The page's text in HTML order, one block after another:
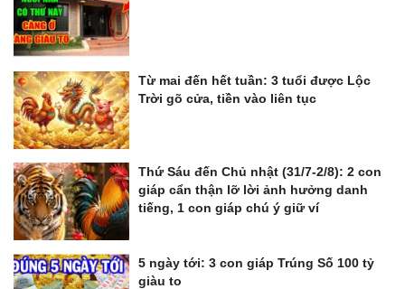
Từ mai đến hết tuần: 3 tuổi được Lộc
Trời gõ cửa, tiền vào liên tục
Thứ Sáu đến Chủ nhật (31/7-2/8): 2 con
giáp cẩn thận lỡ lời ảnh hưởng danh
tiếng, 1 con giáp chú ý giữ ví
5 ngày tới: 3 con giáp Trúng Số 100 tỷ
giàu to